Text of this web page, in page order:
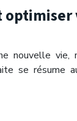
nouvelle vie,
se résume